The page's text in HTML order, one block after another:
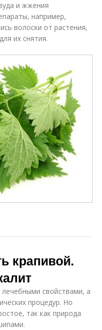
и жжения
например,
волоски от растения,
их снятия.
крапивой.
свойствами, а
процедур. Но
так как природа